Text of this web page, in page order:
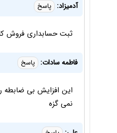
آدمیزاد: پاسخ
ثبت حسابداری فروش کالا به طور نقد صندوق
فاطمه سادات: پاسخ
این افزایش بی ضابطه
نمی گزه